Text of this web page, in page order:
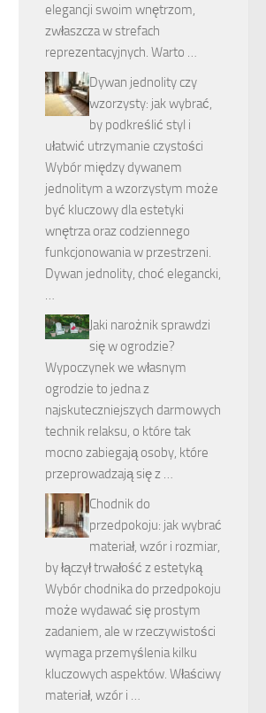
elegancji swoim wnętrzom,
zwłaszcza w strefach
reprezentacyjnych. Warto …
Dywan jednolity czy
wzorzysty: jak wybrać,
by podkreślić styl i
ułatwić utrzymanie czystości
Wybór między dywanem
jednolitym a wzorzystym może
być kluczowy dla estetyki
wnętrza oraz codziennego
funkcjonowania w przestrzeni.
Dywan jednolity, choć elegancki,
…
Jaki narożnik sprawdzi
się w ogrodzie?
Wypoczynek we własnym
ogrodzie to jedna z
najskuteczniejszych darmowych
technik relaksu, o które tak
mocno zabiegają osoby, które
przeprowadzają się z …
Chodnik do
przedpokoju: jak wybrać
materiał, wzór i rozmiar,
by łączył trwałość z estetyką
Wybór chodnika do przedpokoju
może wydawać się prostym
zadaniem, ale w rzeczywistości
wymaga przemyślenia kilku
kluczowych aspektów. Właściwy
materiał, wzór i …